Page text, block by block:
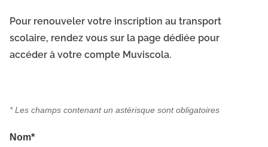
Pour renouveler votre inscription au transport
scolaire, rendez vous sur la page dédiée pour
accéder à votre compte Muviscola.
Nom*